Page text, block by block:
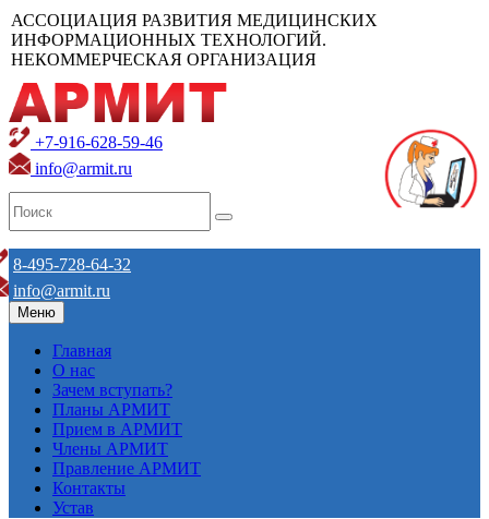
АССОЦИАЦИЯ РАЗВИТИЯ МЕДИЦИНСКИХ
ИНФОРМАЦИОННЫХ ТЕХНОЛОГИЙ.
НЕКОММЕРЧЕСКАЯ ОРГАНИЗАЦИЯ
+7-916-628-59-46
info@armit.ru
8-495-728-64-32
info@armit.ru
Меню
Главная
О нас
Зачем вступать?
Планы АРМИТ
Прием в АРМИТ
Члены АРМИТ
Правление АРМИТ
Контакты
Устав